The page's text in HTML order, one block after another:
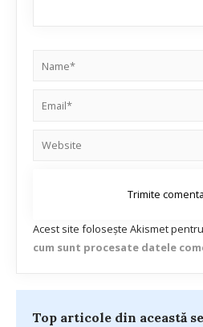
Acest site folosește Akismet
cum sunt procesate datele
Top articole din această